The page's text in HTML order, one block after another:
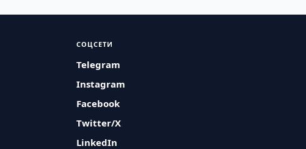
СОЦСЕТИ
Telegram
Instagram
Facebook
Twitter/X
LinkedIn